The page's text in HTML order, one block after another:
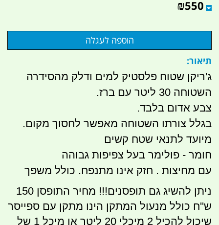
₪550
תיאור:
ג'ריקן שטוח פלסטיק למים ודלק מהסידרה
השטוחה 30 ליטר עם ברז.
צבע אדום בלבד.
בגלל צורתו השטוחה מאפשר לחסוך מקום.
מיועד לתנאי שטח קשים
חומר - פולימר בעל צפיפות גבוהה
עם מחיצות . חזק אינו מתנפח. כולל משפך
ניתן להשיג גם תופסנים!!! מחיר התופסן 150
ש''ח כולל מנעול המתקן הינו מתקן עם ספייסר
שיכול להכיל 2 מיכלי 20 ליטר או מיכל 1 של